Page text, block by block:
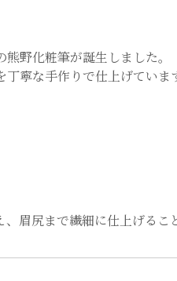
野化粧筆が誕生しました。
寧な手作りで仕上げていま
眉尻まで繊細に仕上げるこ